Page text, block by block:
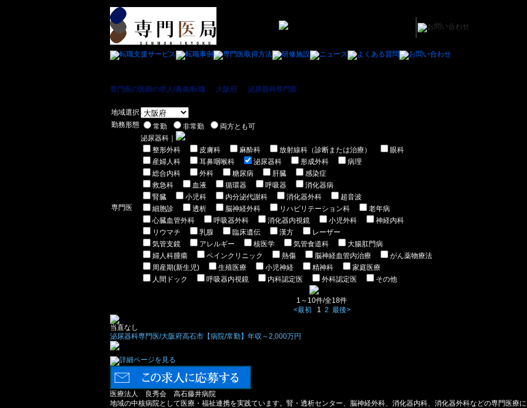
専門医の医師の求人/募集/転職 大阪府 泌尿器科専門医
地域選択
勤務形態
常勤 非常勤 両方とも可
専門医
泌尿器科｜
整形外科
皮膚科 麻酔科 放射線科（診断または治療）
眼科
産婦人科
耳鼻咽喉科 泌尿器科 形成外科
病理
総合内科
外科 糖尿病 肝臓
感染症
救急科
血液 循環器 呼吸器
消化器病
腎臓
小児科 内分泌代謝科 消化器外科
超音波
細胞診
透析 脳神経外科 リハビリテーション科
老年病
心臓血管外科
呼吸器外科 消化器内視鏡 小児外科
神経内科
リウマチ
乳腺 臨床遺伝 漢方
レーザー
気管支鏡
アレルギー 核医学 気管食道科
大腸肛門病
婦人科腫瘍
ペインクリニック 熱傷 脳神経血管内治療
がん薬物療法
周産期(新生児)
生殖医療 小児神経 精神科
家庭医療
人間ドック
呼吸器内視鏡 内科認定医 外科認定医 その他
1～10件/全18件
<最初
1 2 最後>
当直なし
泌尿器科専門医/大阪府高石市【病院/常勤】年収～2,000万円
医療法人 良秀会 高石藤井病院
地域の中核病院として医療・福祉連携を実践ています。腎・透析センター、脳神経外科、消化器内科、消化器外科などの専門医療